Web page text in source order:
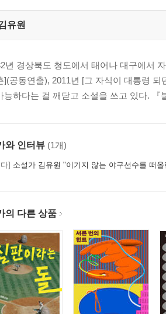
유원
년 경상북도 청도에서 태어나 대구에서
](공동연출), 2011년 [그 자식이 대통령
능하다는 걸 깨닫고 소설을 쓰고 있다.
와 인터뷰 (1개)
] 소설가 김유원 "이기지 않는 야구선수를 떠
의 다른 상품